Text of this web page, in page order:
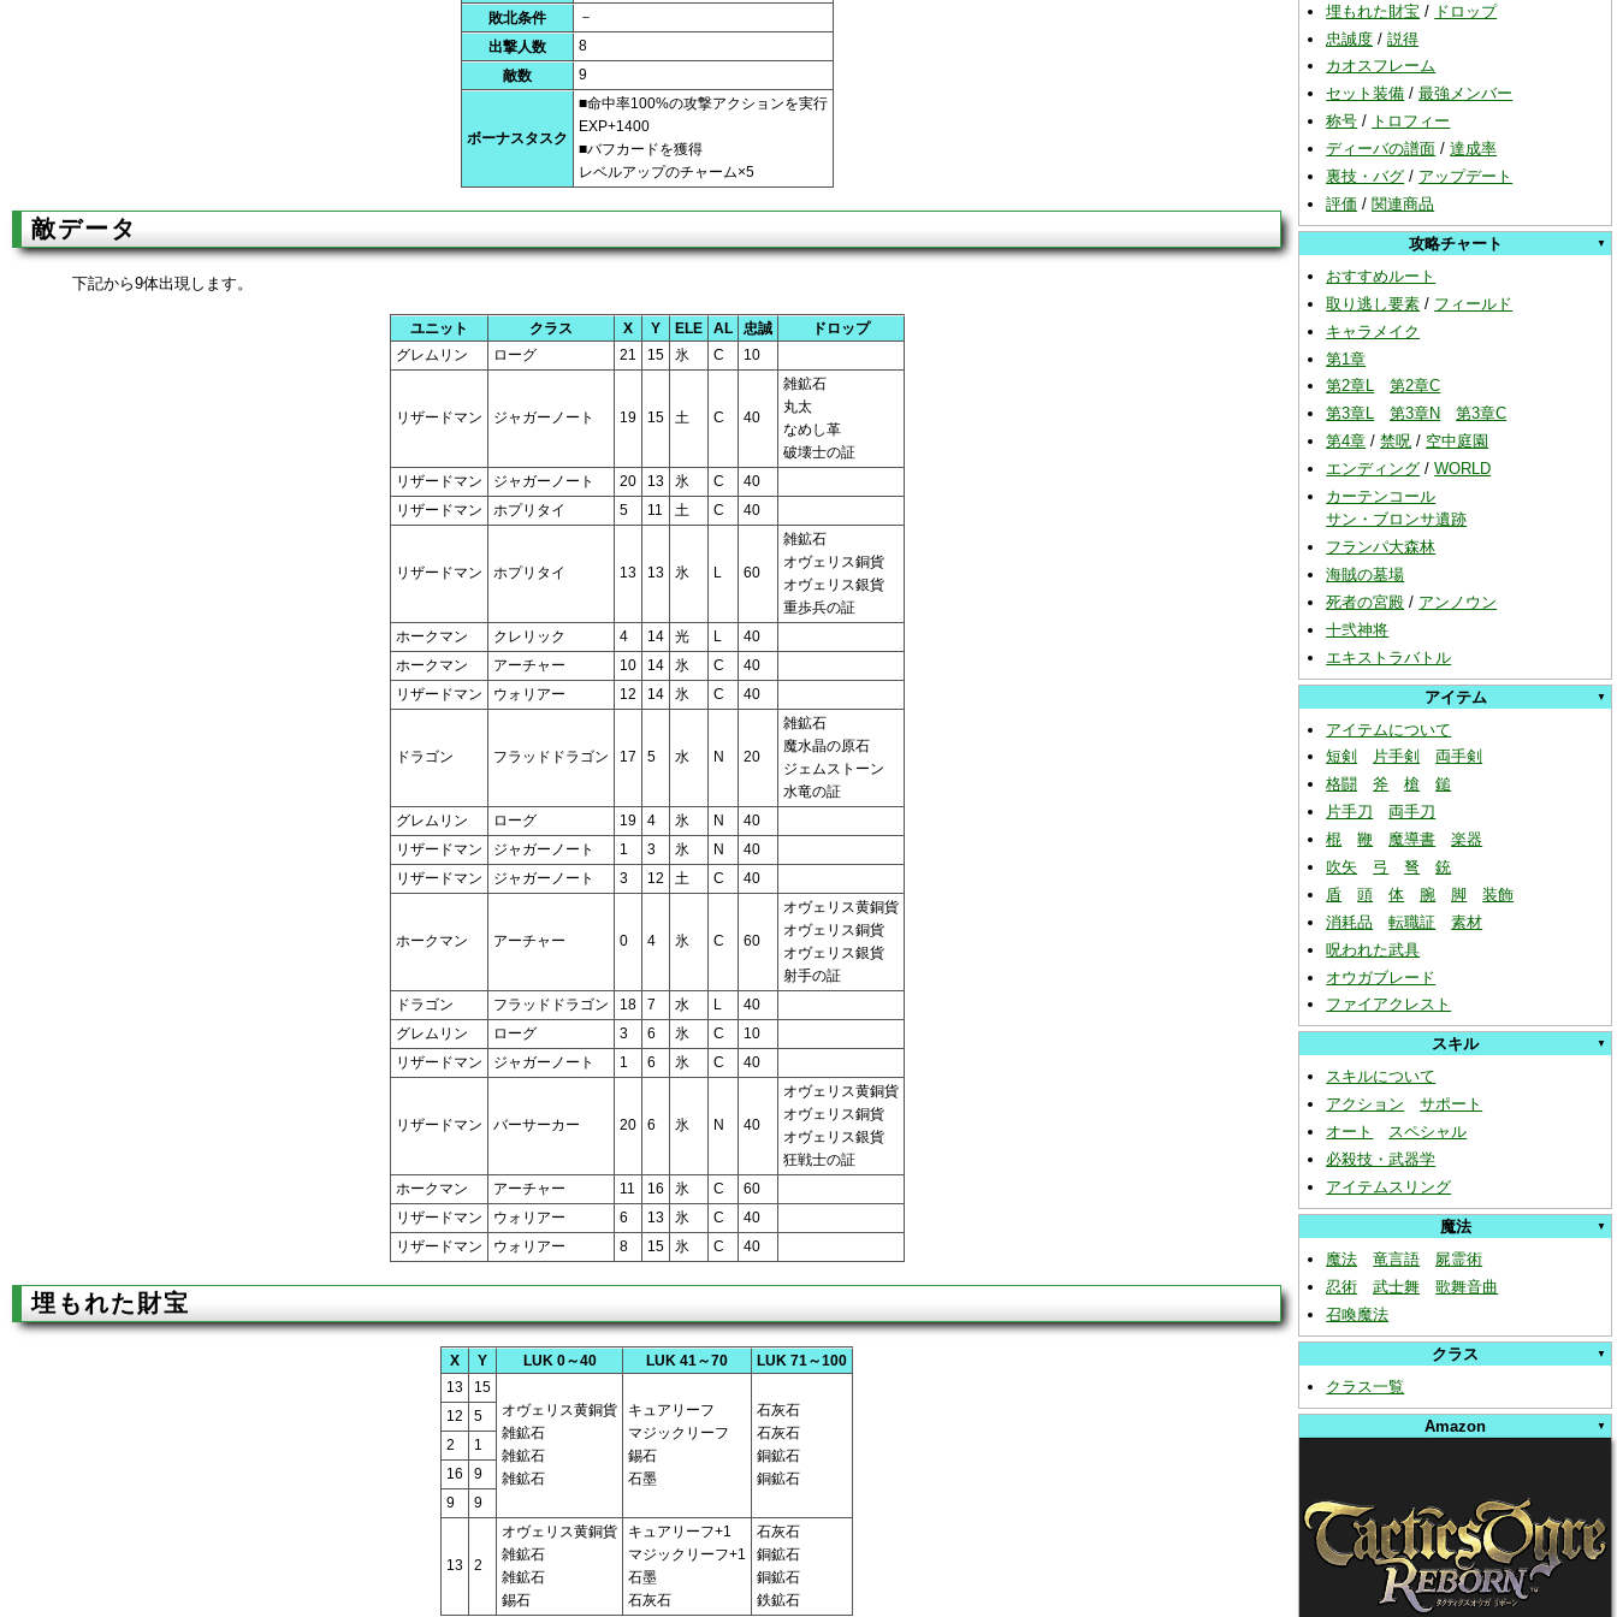
敗北条件
－
出撃人数
8
敵数
9
ボーナスタスク
■命中率100%の攻撃アクションを実行
EXP+1400
■バフカードを獲得
レベルアップのチャーム×5
敵データ
下記から9体出現します。
ユニット クラス X Y ELE AL 忠誠
ドロップ
グレムリン
ローグ 21 15 氷 C 10
リザードマン ジャガーノート 19 15 土 C 40
雑鉱石
丸太
なめし革
破壊士の証
リザードマン
ジャガーノート 20 13 氷 C
40
リザードマン
ホプリタイ 5 11 土 C 40
リザードマン ホプリタイ 13 13 氷 L 60
雑鉱石
オヴェリス銅貨
オヴェリス銀貨
重歩兵の証
ホークマン
クレリック 4 14 光 L
40
ホークマン
アーチャー 10 14 氷 C
40
リザードマン
ウォリアー 12 14 氷 C 40
ドラゴン フラッドドラゴン 17 5 水 N 20
雑鉱石
魔水晶の原石
ジェムストーン
水竜の証
グレムリン
ローグ 19 4 氷 N
40
リザードマン
ジャガーノート 1 3 氷 N
40
リザードマン
ジャガーノート 3 12 土 C 40
ホークマン アーチャー 0 4 氷 C 60
オヴェリス黄銅貨
オヴェリス銅貨
オヴェリス銀貨
射手の証
ドラゴン
フラッドドラゴン 18 7 水 L
40
グレムリン
ローグ 3 6 氷 C
10
リザードマン
ジャガーノート 1 6 氷 C 40
リザードマン バーサーカー 20 6 氷 N 40
オヴェリス黄銅貨
オヴェリス銅貨
オヴェリス銀貨
狂戦士の証
ホークマン
アーチャー 11 16 氷 C
60
リザードマン
ウォリアー 6 13 氷 C
40
リザードマン
ウォリアー 8 15 氷 C 40
埋もれた財宝
X Y LUK 0～40 LUK 41～70
LUK 71～100
13
15
オヴェリス黄銅貨
雑鉱石
雑鉱石
雑鉱石
キュアリーフ
マジックリーフ
錫石
石墨
石灰石
石灰石
銅鉱石
銅鉱石
12
5
2
1
16
9
9
9
13 2
オヴェリス黄銅貨
雑鉱石
雑鉱石
錫石
キュアリーフ+1
マジックリーフ+1
石墨
石灰石
石灰石
銅鉱石
銅鉱石
鉄鉱石
埋もれた財宝 / ドロップ
忠誠度 /説得
カオスフレーム
セット装備 /最強メンバー
称号 / トロフィー
ディーバの譜面 /達成率
裏技・バグ / アップデート
評価 / 関連商品
攻略チャート
おすすめルート
取り逃し要素 / フィールド
キャラメイク
第1章
第2章L
第2章C
第3章L
第3章N
第3章C
第4章 /禁呪 / 空中庭園
エンディング /WORLD
カーテンコール
サン・ブロンサ遺跡
フランパ大森林
海賊の墓場
死者の宮殿 / アンノウン
十弐神将
エキストラバトル
アイテム
アイテムについて
短剣
片手剣
両手剣
格闘
斧 槍
鎚
片手刀
両手刀
棍
鞭 魔導書
楽器
吹矢
弓 弩
銃
盾
頭 体 腕 脚
装飾
消耗品
転職証
素材
呪われた武具
オウガブレード
ファイアクレスト
スキル
スキルについて
アクション
サポート
オート
スペシャル
必殺技・武器学
アイテムスリング
魔法
魔法
竜言語
屍霊術
忍術
武士舞
歌舞音曲
召喚魔法
クラス
クラス一覧
Amazon